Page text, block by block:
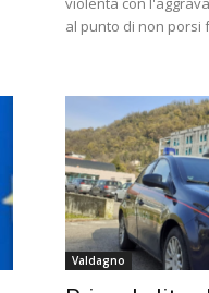
al punto di non porsi
Valdagno